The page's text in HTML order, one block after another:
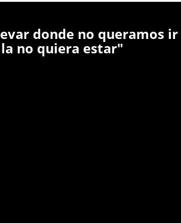
donde no queramos
no quiera estar"